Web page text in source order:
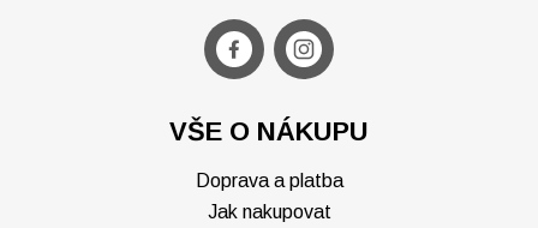
VŠE O NÁKUPU
Doprava a platba
Jak nakupovat